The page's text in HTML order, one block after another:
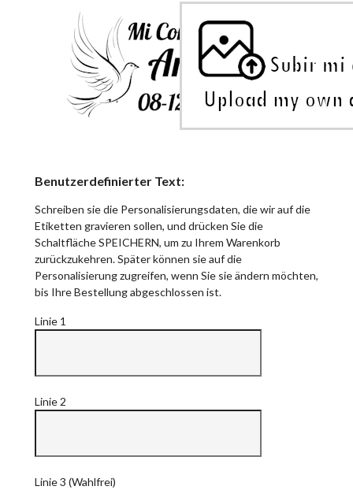
Benutzerdefinierter Text:
Schreiben sie die Personalisierungsdaten, die wir auf die
Etiketten gravieren sollen, und drücken Sie die
Schaltfläche SPEICHERN, um zu Ihrem Warenkorb
zurückzukehren. Später können sie auf die
Personalisierung zugreifen, wenn Sie sie ändern möchten,
bis Ihre Bestellung abgeschlossen ist.
Linie 1
Linie 2
Linie 3 (Wahlfrei)